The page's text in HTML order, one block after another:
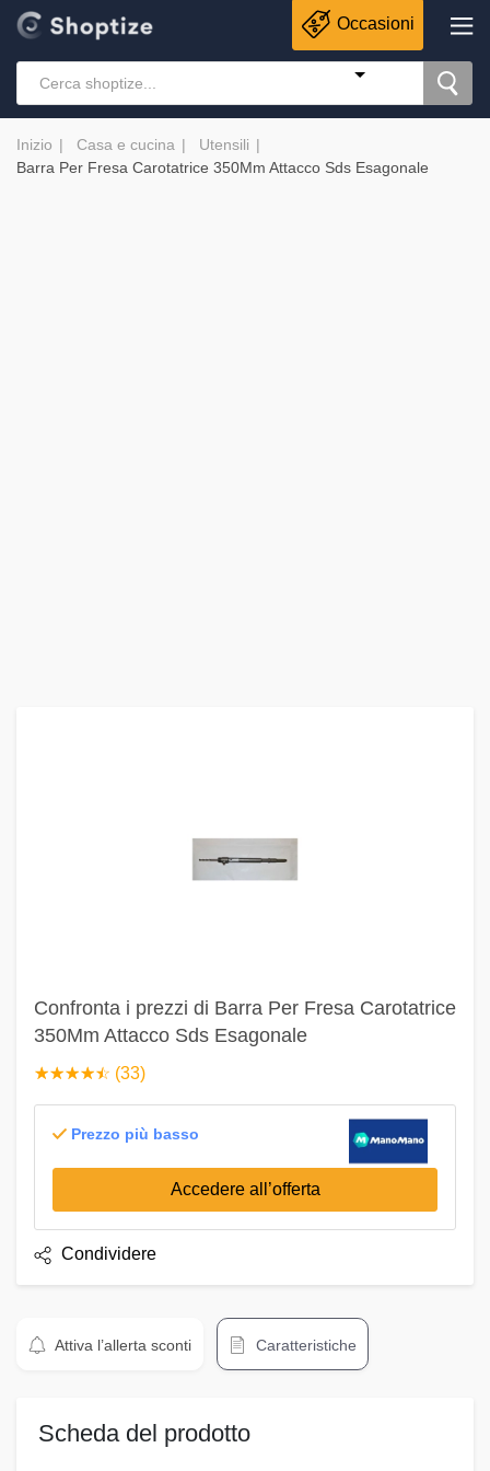
Occasioni
Inizio Casa e cucina
Utensili
Barra Per Fresa Carotatrice 350Mm Attacco Sds Esagonale
Confronta i prezzi di Barra Per Fresa Carotatrice
350Mm Attacco Sds Esagonale
☆☆☆☆☆
★★★★★ (33)
Prezzo più basso
Accedere all’offerta
Condividere
Attiva l’allerta sconti Caratteristiche
Scheda del prodotto